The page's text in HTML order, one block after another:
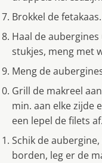
Brokkel de fetakaas.
Haal de
stukjes, meng met
Meng de
Grill de makreel
min. aan elke zijde
een lepel de filets af.
Schik de
borden, leg er de